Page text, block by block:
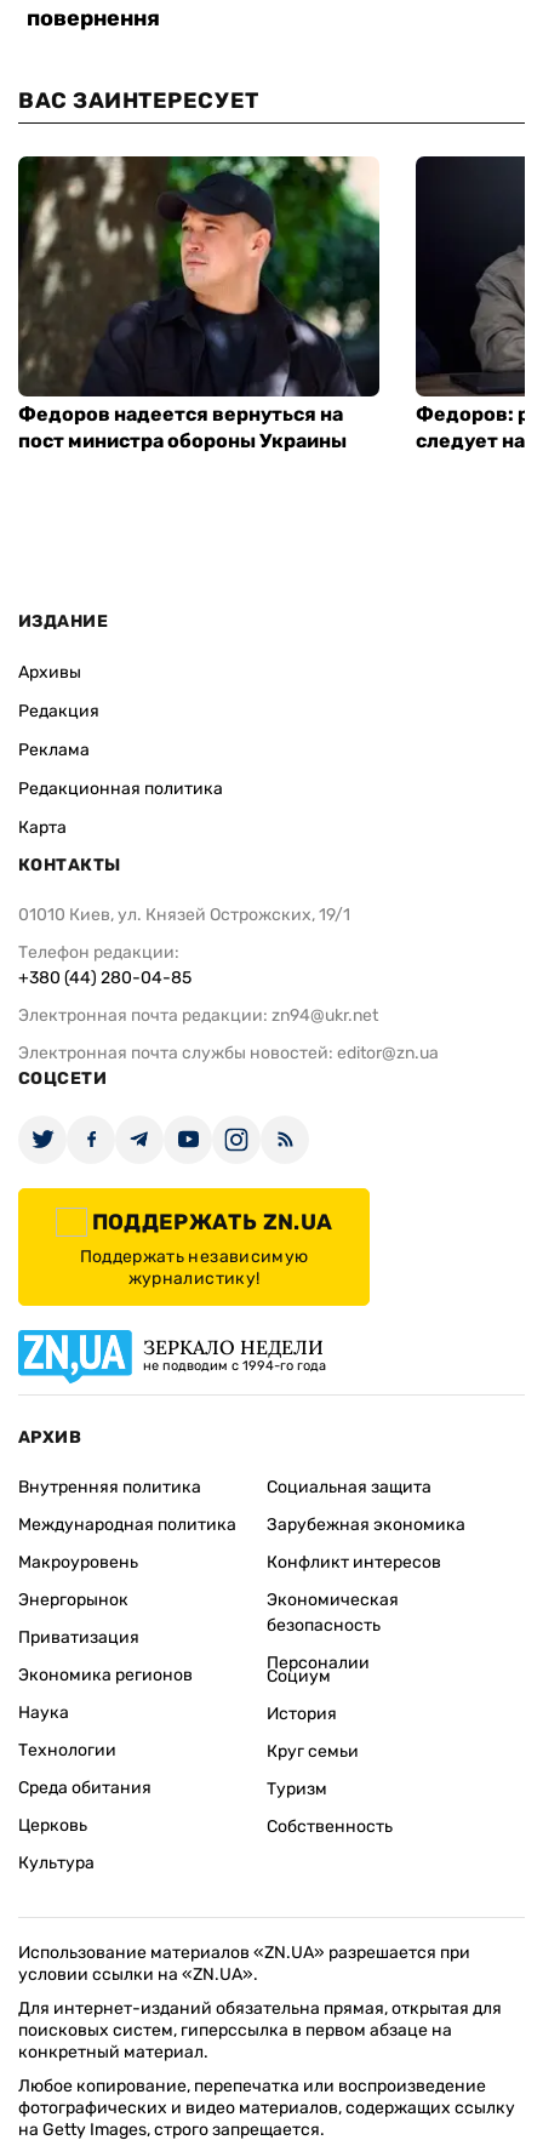
ВАС ЗАИНТЕРЕСУЕТ
Федоров надеется вернуться на
пост министра обороны Украины
Федоров:
следует
ИЗДАНИЕ
Архивы
Редакция
Реклама
Редакционная политика
Карта
КОНТАКТЫ
01010 Киев, ул. Князей Острожских, 19/1
Телефон редакции:
+380 (44) 280-04-85
Электронная почта редакции: zn94@ukr.net
Электронная почта службы новостей: editor@zn.ua
СОЦСЕТИ
ПОДДЕРЖАТЬ ZN.UA
Поддержать независимую
журналистику!
ЗЕРКАЛО НЕДЕЛИ
не подводим с 1994-го года
АРХИВ
Внутренняя политика
Международная политика
Макроуровень
Энергорынок
Приватизация
Экономика регионов
Социальная защита
Зарубежная экономика
Конфликт интересов
Экономическая
безопасность
Персоналии
Наука
Технологии
Среда обитания
Церковь
Культура
Социум
История
Круг семьи
Туризм
Собственность
Использование материалов «ZN.UA» разрешается при
условии ссылки на «ZN.UA».
Для интернет-изданий обязательна прямая, открытая для
поисковых систем, гиперссылка в первом абзаце на
конкретный материал.
Любое копирование, перепечатка или воспроизведение
фотографических и видео материалов, содержащих ссылку
на Getty Images, строго запрещается.